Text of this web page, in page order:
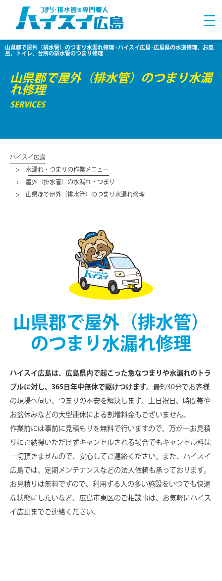
⼭県郡で屋外（排水管）のつまり水漏れ修理 - ハイスイ広島 -広島県の水道修理、お風
呂、トイレ、台所の排水管のつまり修理
⼭県郡で屋外（排水管）のつまり水漏
れ修理
SERVICES
ハイスイ広島
水漏れ・つまりの作業メニュー
屋外（排水管）の水漏れ・つまり
⼭県郡で屋外（排水管）のつまり水漏れ修理
⼭県郡で屋外（排水管）
のつまり水漏れ修理
ハイスイ広島は、広島県内で起こった急なつまりや水漏れのトラ
ブルに対し、365日年中無休で駆けつけます。 最短30分でお客様
の現場へ伺い、つまりの不安を解決します。土日祝日、時間帯や
お盆休みなどの大型連休による割増料金もございません。
作業前には事前に見積もりを無料で行いますので、万が一お見積
りにご納得いただけずキャンセルされる場合でもキャンセル料は
一切頂きませんので、安心してご連絡ください。また、ハイスイ
広島では、定期メンテナンスなどの法人依頼も承っております。
お見積りは無料ですので、利用する人の多い施設をいつでも快適
な状態にしたいなど、広島市東区のご相談事は、お気軽にハイス
イ広島までご連絡ください。